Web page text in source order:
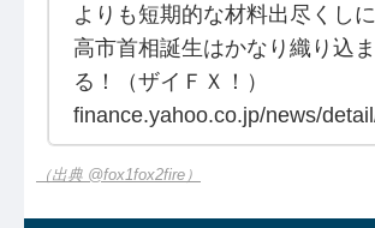
よりも短期的な材料出尽くしに
高市首相誕生はかなり織り込
る！（ザイＦＸ！）
finance.yahoo.co.jp/news/
（出典 @fox1fox2fire）